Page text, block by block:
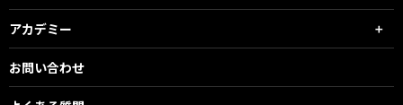
アカデミー
お問い合わせ